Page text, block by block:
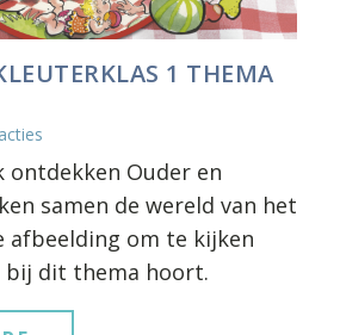
1 THEMA
ontdekken Ouder en
samen de wereld van het
afbeelding om te kijken
bij dit thema hoort.